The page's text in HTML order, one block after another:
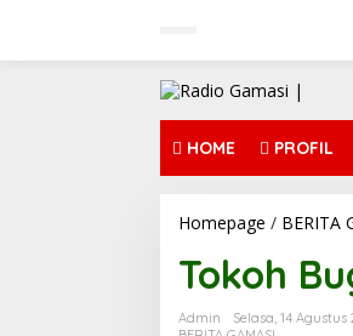
HOME PROFIL
Homepage / BERITA
Tokoh
Admin
Selasa, 14 Agustus